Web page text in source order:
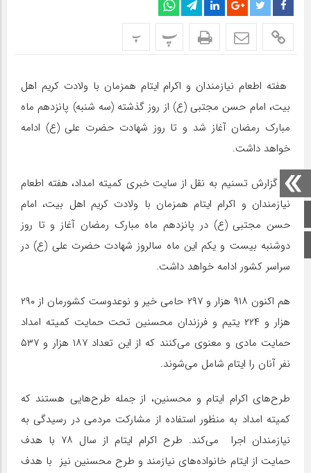
صفحه اصلی
اینستاگرام
پ پ
هفته اطعام نیازمندان و اکرام ایتام همزمان با ولادت کریم اهل
بیت، امام حسن مجتبی (ع) از روز گذشته (سه شنبه) پانزدهم ماه
مبارک رمضان آغاز شد و تا روز شهادت حضرت علی (ع) ادامه
خواهد داشت.
به گزارش تسنیم به نقل از سایت خبری کمیته امداد، هفته اطعام
نیازمندان و اکرام ایتام همزمان با ولادت کریم اهل بیت، امام
حسن مجتبی (ع) در پانزدهم ماه مبارک رمضان آغاز و تا روز
دوشنبه بیست و یکم این ماه سالروز شهادت حضرت علی (ع) در
سراسر کشور ادامه خواهد داشت.
هم اکنون ۹۱۸ هزار و ۲۹۷ حامی خیر و نوعدوست کشورمان از ۲۹۰
هزار و ۲۲۴ یتیم و فرزندان محسنین تحت حمایت کمیته امداد
حمایت مادی و معنوی می‌کنند که از این تعداد ۱۸۷ هزار و ۵۳۷
نفر آنان را ایتام شامل می‌شوند.
طرح‌های اکرام ایتام و محسنین، از جمله طرح‌هایی هستند که
کمیته امداد به منظور استفاده از مشارکت مردمی در رسیدگی به
نیازمندان اجرا می‌کند. طرح اکرام ایتام از سال ۷۸ با هدف
حمایت از ایتام خانواده‌های نیازمند و طرح محسنین نیز با هدف